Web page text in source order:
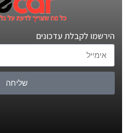
הירשמו לקבלת עדכונים
שליחה